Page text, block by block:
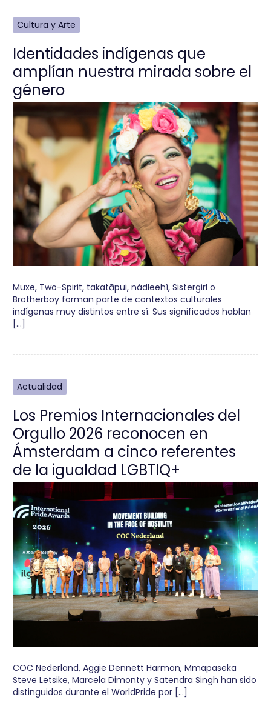
Cultura y Arte
Identidades indígenas que
amplían nuestra mirada sobre el
género
Muxe, Two-Spirit, takatāpui, nádleehí, Sistergirl o
Brotherboy forman parte de contextos culturales
indígenas muy distintos entre sí. Sus significados hablan
[…]
Actualidad
Los Premios Internacionales del
Orgullo 2026 reconocen en
Ámsterdam a cinco referentes
de la igualdad LGBTIQ+
COC Nederland, Aggie Dennett Harmon, Mmapaseka
Steve Letsike, Marcela Dimonty y Satendra Singh han sido
distinguidos durante el WorldPride por […]